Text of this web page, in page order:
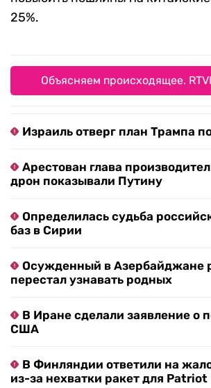
25%.
Объясняем происходящее.
Израиль отверг план Трампа
Арестован глава
дрон показывали Путину
Определилась судьба
баз в Сирии
Осужденный в Азербайджане
перестал узнавать родных
В Иране сделали заявление о
США
В Финляндии ответили на
из-за нехватки ракет для Patriot